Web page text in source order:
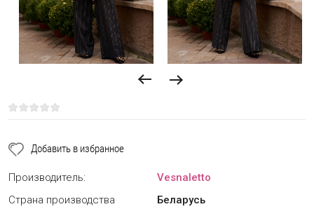
Добавить в избранное
Производитель:
Vesnaletto
Страна производства
Беларусь